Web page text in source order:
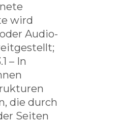
wird
Audio-
– In
die durch
Seiten